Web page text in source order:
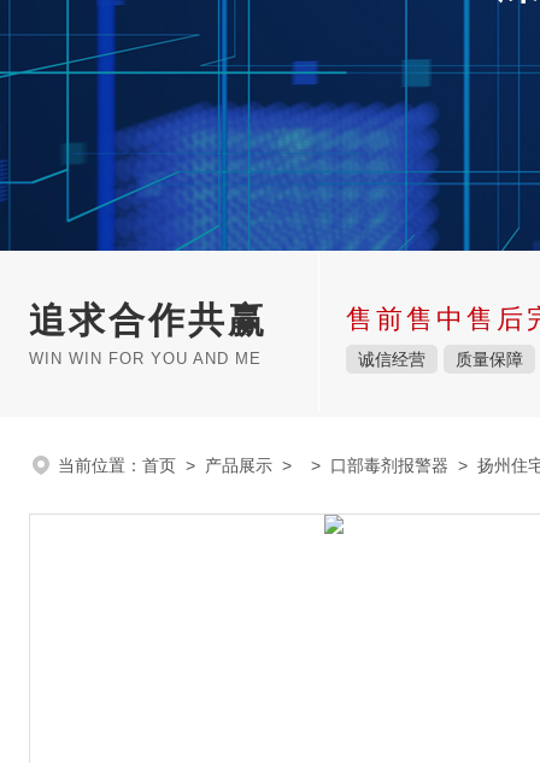
追求合作共赢
WIN WIN FOR YOU AND ME
售前售中售后
诚信经营 质量保障
当前位置： 首页 > 产品展示 > > 口部毒剂报警器 > 扬州住